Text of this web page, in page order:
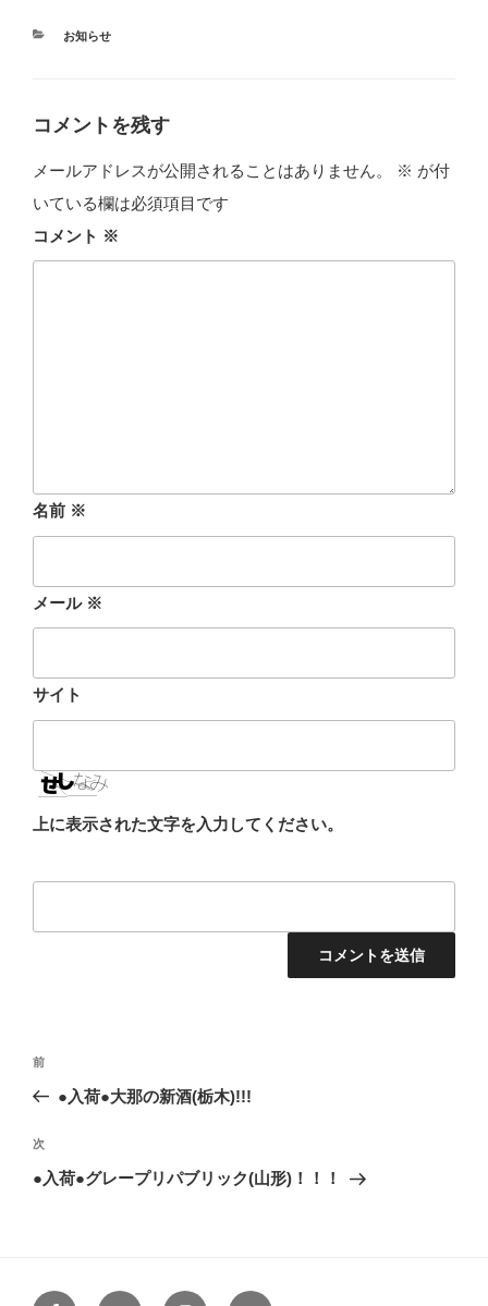
カ
お知らせ
コメントを残す
メールアドレスが公開されることはありません。 ※ が付
いている欄は必須項目です
コメント ※
名前 ※
メール ※
サイト
上に表示された文字を入力してください。
投
ビ
ゲ
ン
前
の
稿
前
●入荷●大那の新酒(栃木)!!!
次
の
次
●入荷●グレープリパブリック(山形)！！！